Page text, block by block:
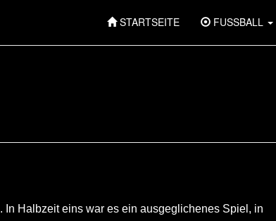
STARTSEITE FUSSBALL
Halbzeit eins war es ein ausgeglichenes Spiel, in